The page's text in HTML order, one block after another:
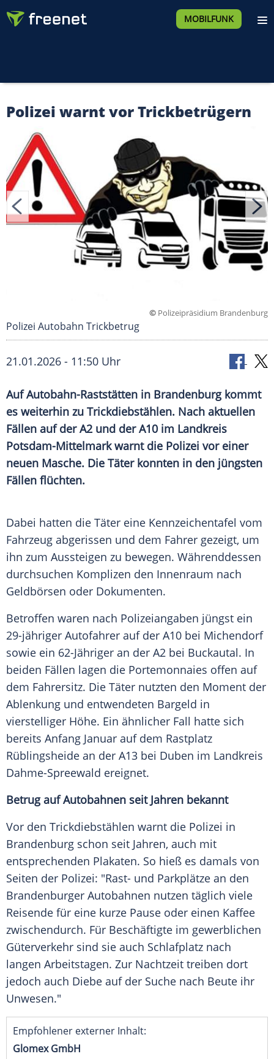
MOBILFUNK
Polizei warnt vor Trickbetrügern
© Polizeipräsidium Brandenburg
Polizei Autobahn Trickbetrug
21.01.2026 - 11:50 Uhr
Auf Autobahn-Raststätten in Brandenburg kommt
es weiterhin zu Trickdiebstählen. Nach aktuellen
Fällen auf der A2 und der A10 im Landkreis
Potsdam-Mittelmark warnt die Polizei vor einer
neuen Masche. Die Täter konnten in den jüngsten
Fällen flüchten.
Dabei hatten die Täter eine Kennzeichentafel vom
Fahrzeug abgerissen und dem Fahrer gezeigt, um
ihn zum Aussteigen zu bewegen. Währenddessen
durchsuchen Komplizen den Innenraum nach
Geldbörsen oder Dokumenten.
Betroffen waren nach Polizeiangaben jüngst ein
29-jähriger Autofahrer auf der A10 bei Michendorf
sowie ein 62-Jähriger an der A2 bei Buckautal. In
beiden Fällen lagen die Portemonnaies offen auf
dem Fahrersitz. Die Täter nutzten den Moment der
Ablenkung und entwendeten Bargeld in
vierstelliger Höhe. Ein ähnlicher Fall hatte sich
bereits Anfang Januar auf dem Rastplatz
Rüblingsheide an der A13 bei Duben im Landkreis
Dahme-Spreewald ereignet.
Betrug auf Autobahnen seit Jahren bekannt
Vor den Trickdiebstählen warnt die Polizei in
Brandenburg schon seit Jahren, auch mit
entsprechenden Plakaten. So hieß es damals von
Seiten der Polizei: "Rast- und Parkplätze an den
Brandenburger Autobahnen nutzen täglich viele
Reisende für eine kurze Pause oder einen Kaffee
zwischendurch. Für Beschäftigte im gewerblichen
Güterverkehr sind sie auch Schlafplatz nach
langen Arbeitstagen. Zur Nachtzeit treiben dort
jedoch auch Diebe auf der Suche nach Beute ihr
Unwesen."
Empfohlener externer Inhalt:
Glomex GmbH